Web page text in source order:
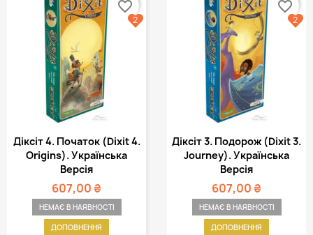
Діксіт 4. Початок (Dixit 4.
Origins). Українська
Версія
607,00 ₴
НЕМАЄ В НАЯВНОСТІ
ДОПОВНЕННЯ
favorite_border
2
Діксіт 3. Подорож (Dixit 3.
Journey). Українська
Версія
607,00 ₴
НЕМАЄ В НАЯВНОСТІ
ДОПОВНЕННЯ
favorite_border
2